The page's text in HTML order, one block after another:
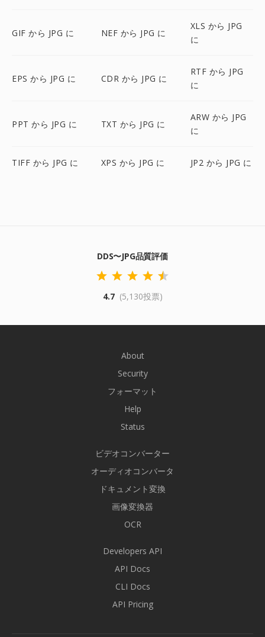
GIF から JPG に NEF から JPG に
XLS から JPG
に
EPS から JPG に CDR から JPG に
RTF から JPG
に
PPT から JPG に TXT から JPG に
ARW から JPG
に
TIFF から JPG に XPS から JPG に JP2 から JPG に
DDS〜JPG品質評価
4.7 (5,130投票)
About
Security
フォーマット
Help
Status
ビデオコンバーター
オーディオコンバータ
ドキュメント変換
画像変換器
OCR
Developers API
API Docs
CLI Docs
API Pricing